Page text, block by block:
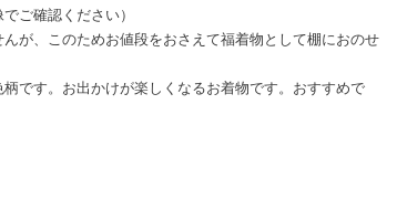
ご確認ください）
が、このためお値段をおさえて福着物として棚におのせ
柄です。お出かけが楽しくなるお着物です。おすすめで